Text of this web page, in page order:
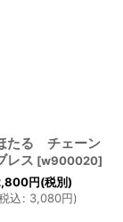
たる チェーン
レス [w900020]
円(税別)
込: 3,080円)